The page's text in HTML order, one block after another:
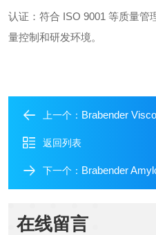
认证：符合 ISO 9001 等质量管
量控制和研发环境。
上一个： Brabender
返回列表
下一个： Brabender
在线留言